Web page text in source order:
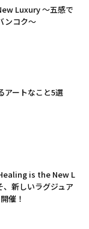
Luxury ～五感で
ンコク～
アートなこと5選
is the New L
新しいラグジュア
催！